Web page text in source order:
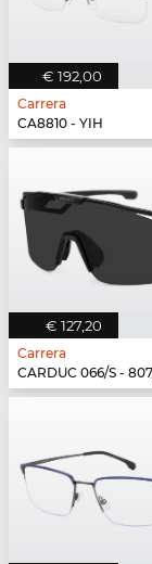
€ 192,00
Carrera
CA8810 - YIH
€ 127,20
Carrera
CARDUC 066/S -